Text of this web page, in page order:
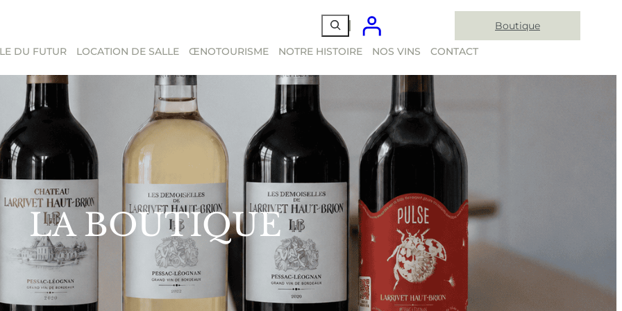
Boutique
DU FUTUR LOCATION DE SALLE ŒNOTOURISME NOTRE HISTOIRE NOS VINS CONTACT
LA BOUTIQUE